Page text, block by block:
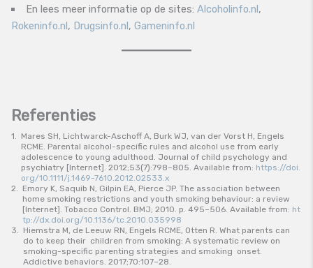
En lees meer informatie op de sites: Alcoholinfo.nl,
Rokeninfo.nl, Drugsinfo.nl, Gameninfo.nl
1. Mares SH, Lichtwarck-Aschoff A, Burk WJ, van der Vorst H, Engels
RCME. Parental alcohol-specific rules and alcohol use from early
adolescence to young adulthood. Journal of child psychology and
psychiatry [Internet]. 2012;53(7):798–805. Available from: https://doi.
org/10.1111/j.1469-7610.2012.02533.x
2. Emory K, Saquib N, Gilpin EA, Pierce JP. The association between
home smoking restrictions and youth smoking behaviour: a review
[Internet]. Tobacco Control. BMJ; 2010. p. 495–506. Available from: ht
tp://dx.doi.org/10.1136/tc.2010.035998
3. Hiemstra M, de Leeuw RN, Engels RCME, Otten R. What parents can
do to keep their children from smoking: A systematic review on
smoking-specific parenting strategies and smoking onset.
Addictive behaviors. 2017;70:107–28.